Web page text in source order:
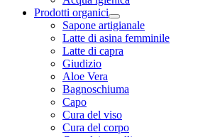
Prodotti organici
Sapone artigianale
Latte di asina femminile
Latte di capra
Giudizio
Aloe Vera
Bagnoschiuma
Capo
Cura del viso
Cura del corpo